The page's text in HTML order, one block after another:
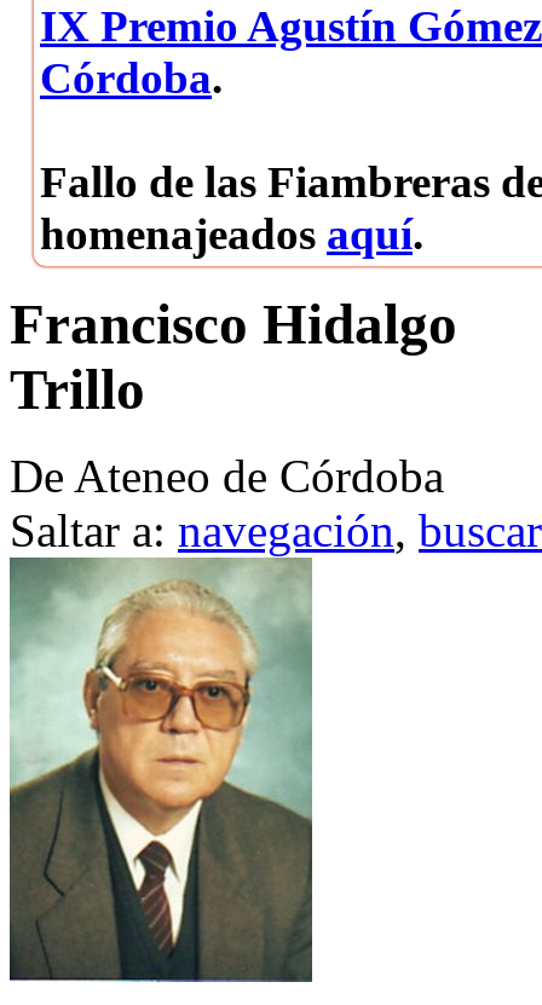
IX Premio Agustín
Córdoba.
Fallo de las Fiambreras
homenajeados aquí.
Francisco Hidalgo
Trillo
De Ateneo de Córdoba
Saltar a: navegación, buscar